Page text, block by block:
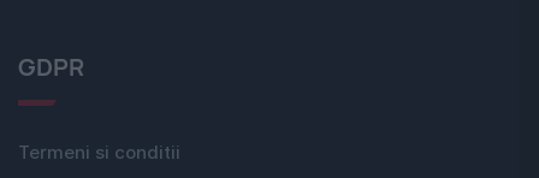
GDPR
Termeni si conditii